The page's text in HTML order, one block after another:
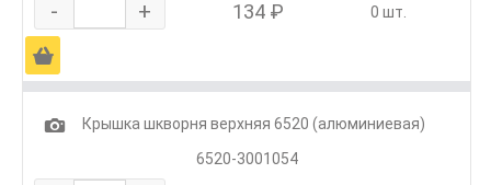
- + 134 ₽ 0 шт.
Ä
1
Крышка шкворня верхняя 6520 (алюминиевая)
6520-3001054